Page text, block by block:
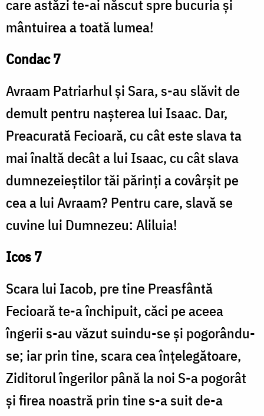
care astăzi te-ai născut spre bucuria și
mântuirea a toată lumea!
Condac 7
Avraam Patriarhul și Sara, s-au slăvit de
demult pentru nașterea lui Isaac. Dar,
Preacurată Fecioară, cu cât este slava ta
mai înaltă decât a lui Isaac, cu cât slava
dumnezeieștilor tăi părinți a covârșit pe
cea a lui Avraam? Pentru care, slavă se
cuvine lui Dumnezeu: Aliluia!
Icos 7
Scara lui Iacob, pre tine Preasfântă
Fecioară te-a închipuit, căci pe aceea
îngerii s-au văzut suindu-se și pogorându-
se; iar prin tine, scara cea înțelegătoare,
Ziditorul îngerilor până la noi S-a pogorât
și firea noastră prin tine s-a suit de-a